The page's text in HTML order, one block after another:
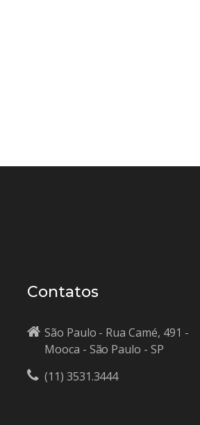
Contatos
São Paulo - Rua Camé, 491 -
Mooca - São Paulo - SP
(11) 3531.3444